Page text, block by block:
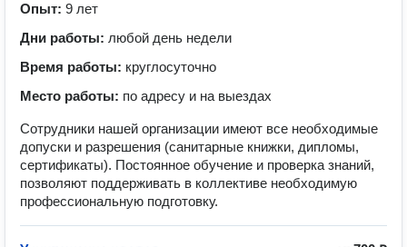
Опыт: 9 лет
Дни работы: любой день недели
Время работы: круглосуточно
Место работы: по адресу и на выездах
Сотрудники нашей организации имеют все необходимые
допуски и разрешения (санитарные книжки, дипломы,
сертификаты). Постоянное обучение и проверка знаний,
позволяют поддерживать в коллективе необходимую
профессиональную подготовку.